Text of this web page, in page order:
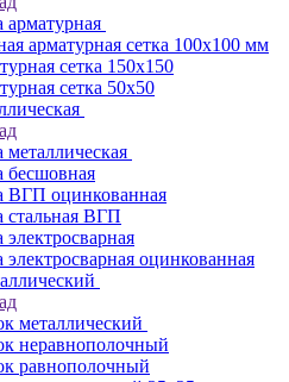
арматурная
арматурная сетка 100х100 мм
сетка 150х150
сетка 50х50
металлическая
бесшовная
ВГП оцинкованная
стальная ВГП
электросварная
электросварная оцинкованная
металлический
неравнополочный
равнополочный